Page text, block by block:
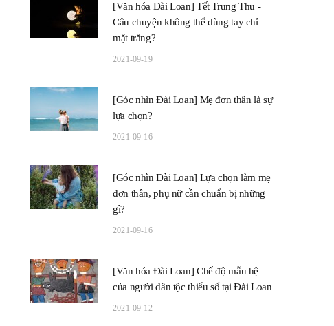
[Văn hóa Đài Loan] Tết Trung Thu -
Câu chuyện không thể dùng tay chỉ
mặt trăng?
2021-09-19
[Góc nhìn Đài Loan] Mẹ đơn thân là sự
lựa chọn?
2021-09-16
[Góc nhìn Đài Loan] Lựa chọn làm mẹ
đơn thân, phụ nữ cần chuẩn bị những
gì?
2021-09-16
[Văn hóa Đài Loan] Chế độ mẫu hệ
của người dân tộc thiểu số tại Đài Loan
2021-09-12